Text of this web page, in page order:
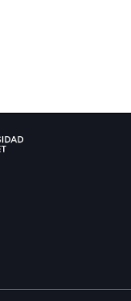
preguntas
de esta vida.